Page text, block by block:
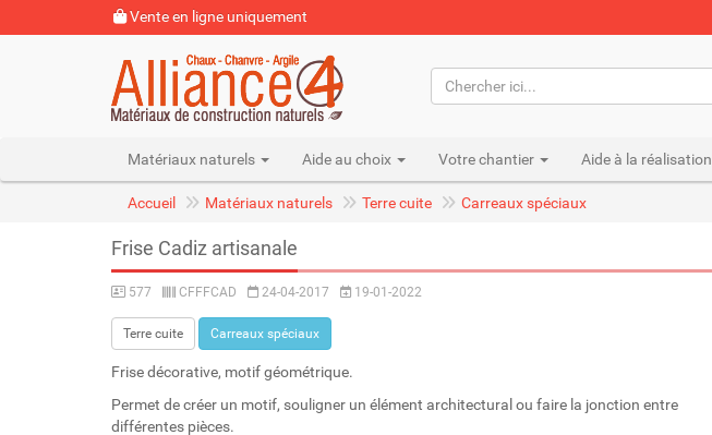
Vente en ligne uniquement
Matériaux naturels Aide au choix Votre chantier Aide à la réalisation
Accueil Matériaux naturels Terre cuite Carreaux spéciaux
Frise Cadiz artisanale
577 CFFFCAD 24-04-2017 19-01-2022
Terre cuite Carreaux spéciaux
Frise décorative, motif géométrique.
Permet de créer un motif, souligner un élément architectural ou faire la jonction entre
différentes pièces.